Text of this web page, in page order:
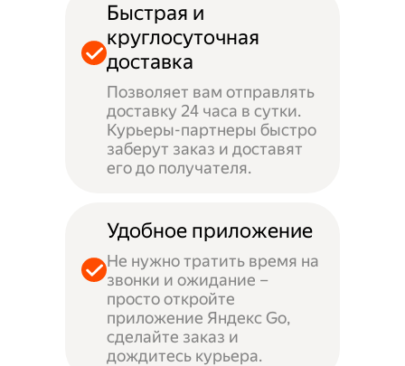
Быстрая и
круглосуточная
доставка
Позволяет вам отправлять
доставку 24 часа в сутки.
Курьеры-партнеры быстро
заберут заказ и доставят
его до получателя.
Удобное приложение
Не нужно тратить время на
звонки и ожидание –
просто откройте
приложение Яндекс Go,
сделайте заказ и
дождитесь курьера.